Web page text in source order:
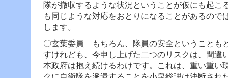
隊が撤収するような状況ということが仮にも起こ
も同じような対応をおとりになることがあるので
します。
〇玄葉委員 もちろん、隊員の安全ということも
すけれども、今申し上げた二つのリスクは、間違
本政府は抱え続けるわけです。これは、重い重い